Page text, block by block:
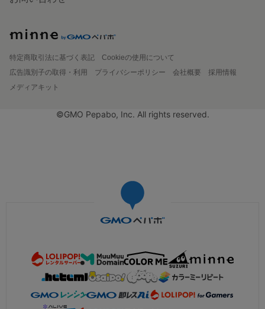
特定商取引法に基づく表記
Cookieの使用について
広告識別子の取得・利用
プライバシーポリシー 会社概要
採用情報
メディアキット
©GMO Pepabo, Inc. All rights reserved.